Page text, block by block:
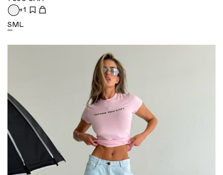
+1
S M L